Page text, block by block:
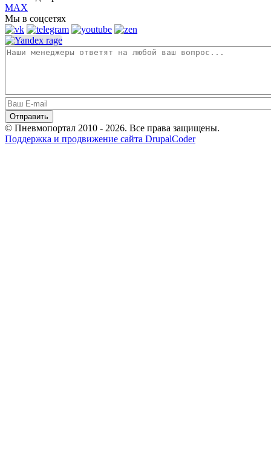
MAX
Мы в соцсетях
© Пневмопортал 2010 - 2026. Все права защищены.
Поддержка и продвижение сайта DrupalCoder